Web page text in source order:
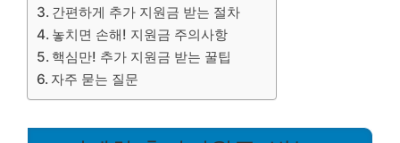
간편하게 추가 지원금 받는 절차
놓치면 손해! 지원금 주의사항
핵심만! 추가 지원금 받는 꿀팁
자주 묻는 질문